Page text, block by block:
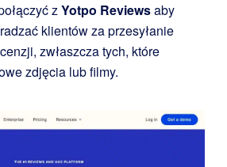
zYotpo Reviewsaby
klientów za przesyłanie
zwłaszcza tych, które
zdjęcia lub filmy.